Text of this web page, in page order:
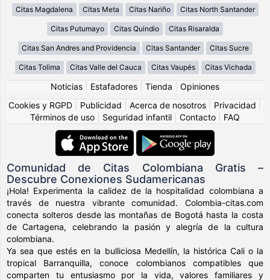
Citas Magdalena Citas Meta Citas Nariño Citas North Santander
Citas Putumayo Citas Quindio Citas Risaralda
Citas San Andres and Providencia Citas Santander Citas Sucre
Citas Tolima Citas Valle del Cauca Citas Vaupés Citas Vichada
Noticias Estafadores Tienda
Opiniones
Cookies y RGPD
Publicidad Acerca de nosotros Privacidad
Términos de uso
Seguridad infantil Contacto FAQ
Comunidad de Citas Colombiana Gratis –
Descubre Conexiones Sudamericanas
¡Hola! Experimenta la calidez de la hospitalidad colombiana a
través de nuestra vibrante comunidad. Colombia-citas.com
conecta solteros desde las montañas de Bogotá hasta la costa
de Cartagena, celebrando la pasión y alegría de la cultura
colombiana.
Ya sea que estés en la bulliciosa Medellín, la histórica Cali o la
tropical Barranquilla, conoce colombianos compatibles que
comparten tu entusiasmo por la vida, valores familiares y